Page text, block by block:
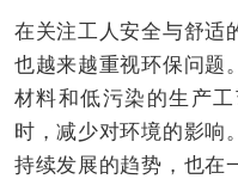
在关注工人安全与舒适
也越来越重视环保问题
材料和低污染的生产
时，减少对环境的影响
持续发展的趋势，也在